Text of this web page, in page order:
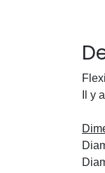
Il y